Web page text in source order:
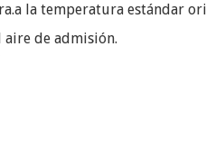
la temperatura estándar
aire de admisión.